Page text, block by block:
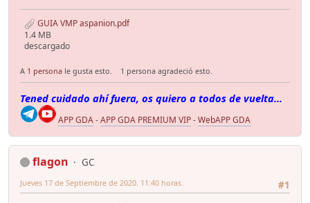
GUIA VMP aspanion.pdf
1.4 MB
descargado
A 1 persona le gusta esto. 1 persona agradeció esto.
Tened cuidado ahí fuera, os quiero a todos de vuelta...
APP GDA-APP GDA PREMIUM VIP-WebAPP GDA
flagon
GC
#1
Jueves 17 de Septiembre de 2020. 11:40 horas.